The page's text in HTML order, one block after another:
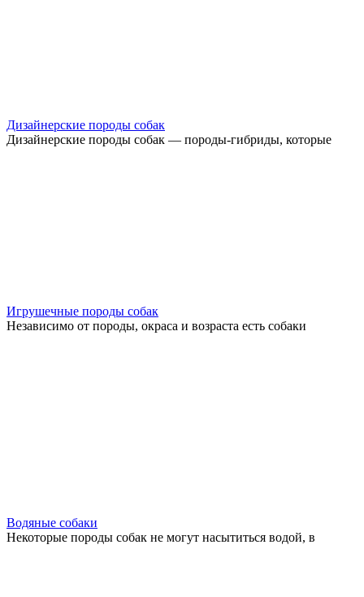
Дизайнерские породы собак
Дизайнерские породы собак — породы-гибриды, которые
Игрушечные породы собак
Независимо от породы, окраса и возраста есть собаки
Водяные собаки
Некоторые породы собак не могут насытиться водой, в